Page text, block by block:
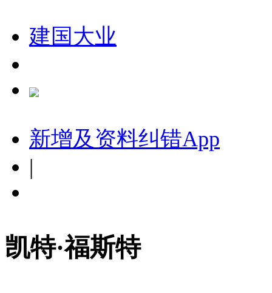
建国大业
新增及资料纠错App
|
凯特·福斯特